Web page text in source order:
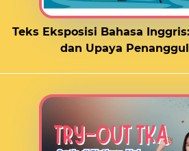
Teks Eksposisi Bahasa
dan Upaya